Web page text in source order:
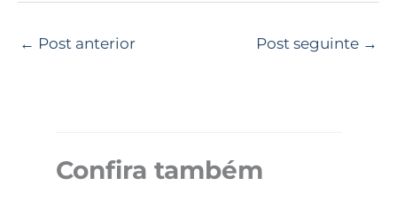
← Post anterior Post seguinte →
Confira também